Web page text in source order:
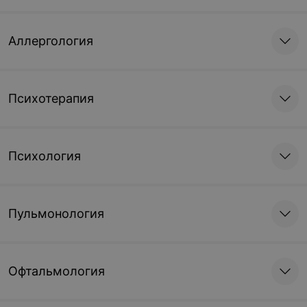
Аллергология
Психотерапия
Психология
Пульмонология
Офтальмология